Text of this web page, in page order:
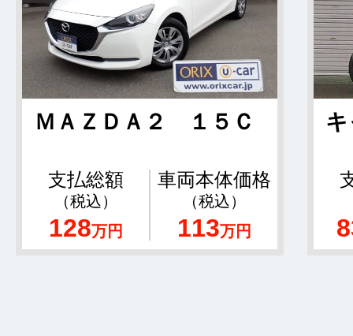
ＭＡＺＤＡ２ １５Ｃ
支払総額
（税込）
128万円
車両本体価格
（税込）
113万円